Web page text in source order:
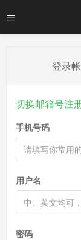
登录
切换邮箱号注
手机号码
用户名
密码